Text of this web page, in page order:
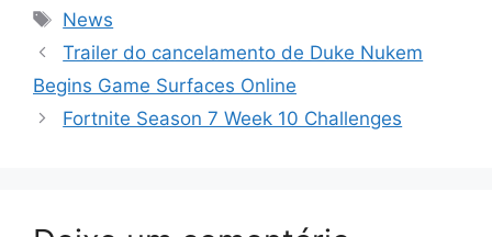
Tags
News
Trailer do cancelamento de Duke Nukem
Begins Game Surfaces Online
Fortnite Season 7 Week 10 Challenges